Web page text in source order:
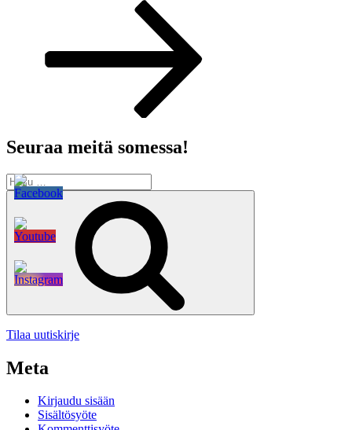
Seuraa meitä somessa!
Etsi:
Tilaa uutiskirje
Meta
Kirjaudu sisään
Sisältösyöte